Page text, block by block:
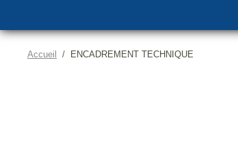
Accueil ENCADREMENT TECHNIQUE